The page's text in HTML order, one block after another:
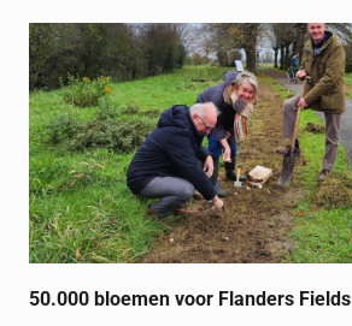
50.000 bloemen voor Flanders Fields